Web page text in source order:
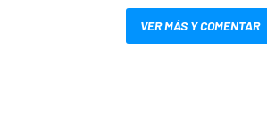
VER MÁS Y COMENTAR